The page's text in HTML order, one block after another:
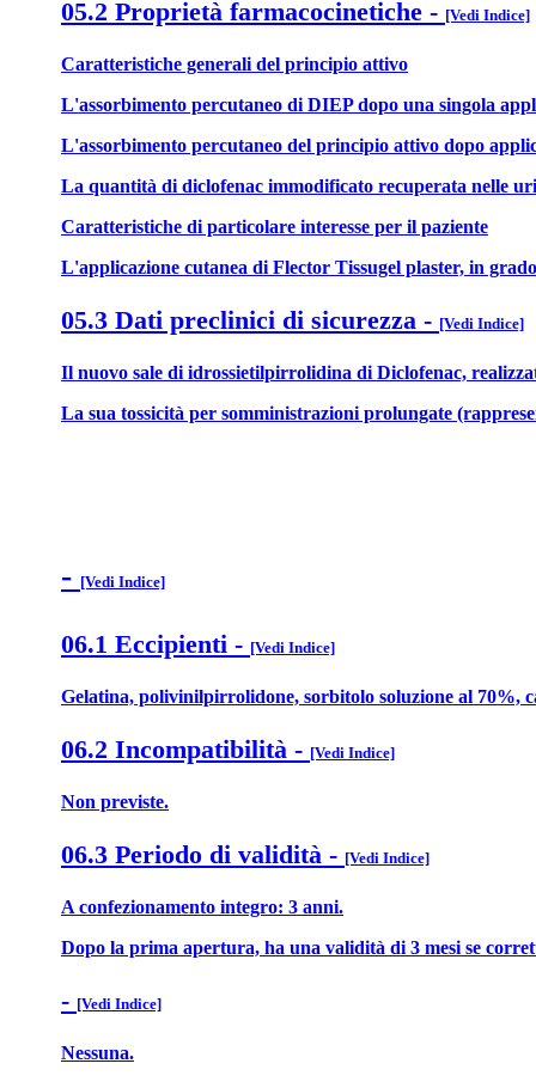
05.2 Proprietà farmacocinetiche - [Vedi Indice]
Caratteristiche generali del principio attivo
L'assorbimento percutaneo di DIEP dopo una singola
L'assorbimento percutaneo del principio attivo dopo
La quantità di diclofenac immodificato recuperata nelle
Caratteristiche di particolare interesse per il paziente
L'applicazione cutanea di Flector Tissugel plaster, in
05.3 Dati preclinici di sicurezza - [Vedi Indice]
Il nuovo sale di idrossietilpirrolidina di Diclofenac,
La sua tossicità per somministrazioni prolungate
- [Vedi Indice]
06.1 Eccipienti - [Vedi Indice]
Gelatina, polivinilpirrolidone, sorbitolo soluzione al 70%,
06.2 Incompatibilità - [Vedi Indice]
Non previste.
06.3 Periodo di validità - [Vedi Indice]
A confezionamento integro: 3 anni.
Dopo la prima apertura, ha una validità di 3 mesi se
- [Vedi Indice]
Nessuna.